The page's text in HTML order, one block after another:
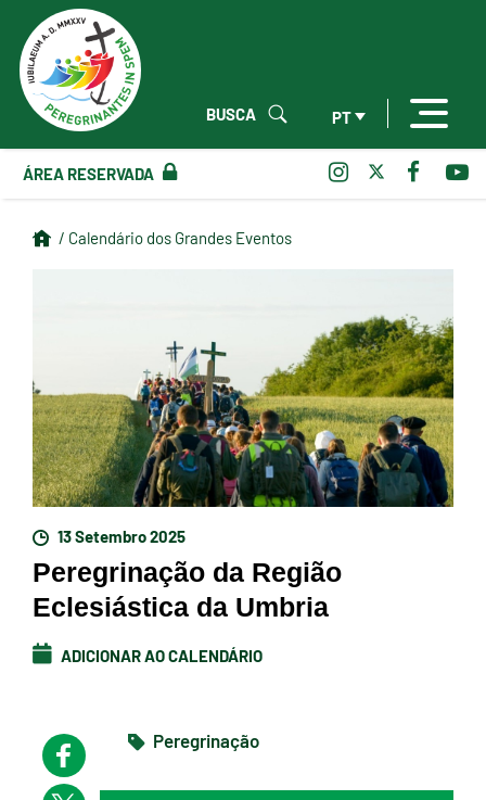
PT
BUSCA
ÁREA RESERVADA
/ Calendário dos Grandes Eventos
13 Setembro 2025
Peregrinação da Região
Eclesiástica da Umbria
ADICIONAR AO CALENDÁRIO
Peregrinação